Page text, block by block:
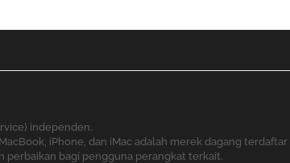
independen.
iPhone, dan iMac adalah merek dagang terdaftar
bagi pengguna perangkat terkait.